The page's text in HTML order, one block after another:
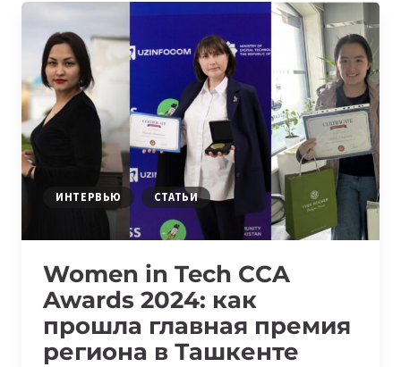
ПОМОЩЬЮ
ИНТЕРВЬЮ СТАТЬИ
Women in Tech CCA
Awards 2024: как
прошла главная премия
региона в Ташкенте